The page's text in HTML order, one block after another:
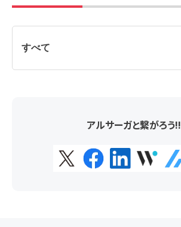
アルサーガと繋がろう!!